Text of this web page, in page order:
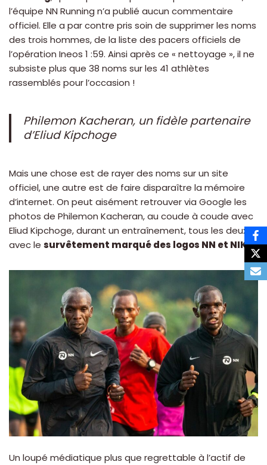
l’équipe NN Running n’a publié aucun commentaire
officiel. Elle a par contre pris soin de supprimer les noms
des trois hommes, de la liste des pacers officiels de
l’opération Ineos 1 :59. Ainsi après ce « nettoyage », il ne
subsiste plus que 38 noms sur les 41 athlètes
rassemblés pour l’occasion !
Philemon Kacheran, un fidèle partenaire
d’Eliud Kipchoge
Mais une chose est de rayer des noms sur un site
officiel, une autre est de faire disparaître la mémoire
d’internet. On peut aisément retrouver via Google les
photos de Philemon Kacheran, au coude à coude avec
Eliud Kipchoge, durant un entraînement, tous les deux
avec le survêtement marqué des logos NN et NIKE !
Un loupé médiatique plus que regrettable à l’actif de